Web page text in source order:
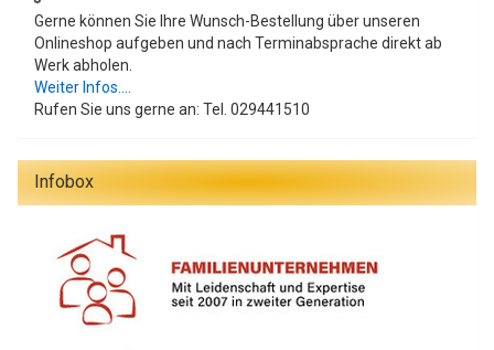
Gerne können Sie Ihre Wunsch-Bestellung über unseren
Onlineshop aufgeben und nach Terminabsprache direkt ab
Werk abholen.
Weiter Infos....
Rufen Sie uns gerne an: Tel. 029441510
Infobox